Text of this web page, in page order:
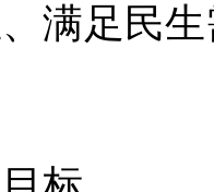
满足民